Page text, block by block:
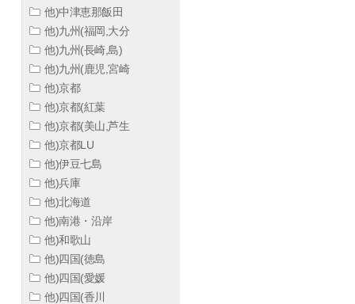
他)中津恵那飯田
他)九州(福岡,大分
他)九州(長崎,島)
他)九州(鹿児,宮崎
他)京都
他)京都(紅葉
他)京都(美山,芦生
他)京都LU
他)伊豆七島
他)兵庫
他)北海道
他)南港・沿岸
他)和歌山
他)四国(徳島
他)四国(愛媛
他)四国(香川